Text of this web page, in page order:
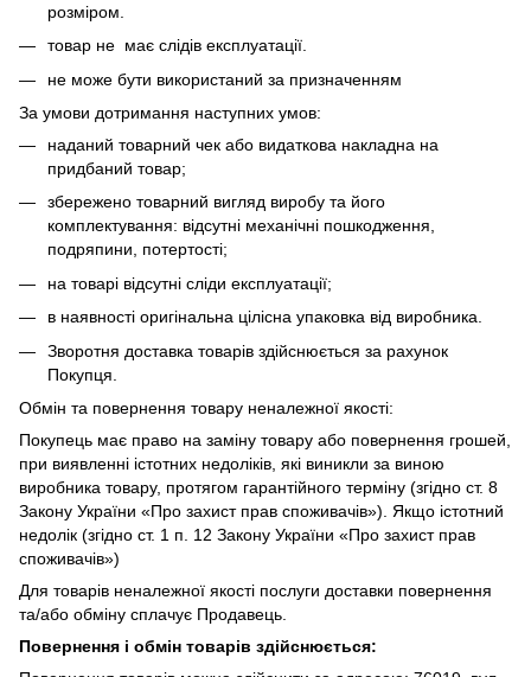
розміром.
товар не має слідів експлуатації.
не може бути використаний за призначенням
За умови дотримання наступних умов:
наданий товарний чек або видаткова накладна на
придбаний товар;
збережено товарний вигляд виробу та його
комплектування: відсутні механічні пошкодження,
подряпини, потертості;
на товарі відсутні сліди експлуатації;
в наявності оригінальна цілісна упаковка від виробника.
Зворотня доставка товарів здійснюється за рахунок
Покупця.
Обмін та повернення товару неналежної якості:
Покупець має право на заміну товару або повернення грошей,
при виявленні істотних недоліків, які виникли за виною
виробника товару, протягом гарантійного терміну (згідно ст. 8
Закону України «Про захист прав споживачів»). Якщо істотний
недолік (згідно ст. 1 п. 12 Закону України «Про захист прав
споживачів»)
Для товарів неналежної якості послуги доставки повернення
та/або обміну сплачує Продавець.
Повернення і обмін товарів здійснюється: